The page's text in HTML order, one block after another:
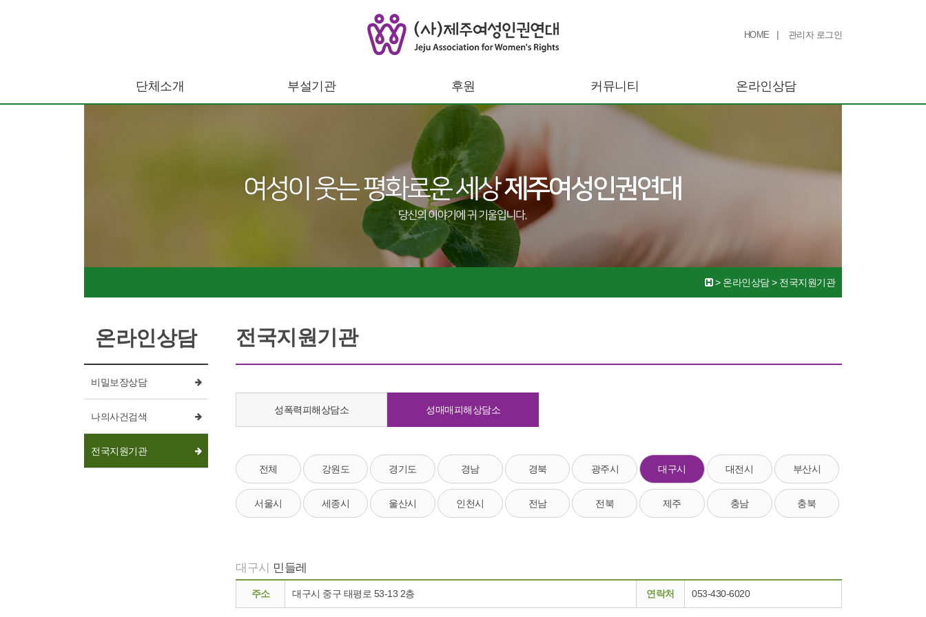
HOME | 관리자 로그인
단체소개 부설기관 후원 커뮤니티 온라인상담
> 온라인상담> 전국지원기관
온라인상담
비밀보장상담
나의사건검색
전국지원기관
전국지원기관
성폭력피해상담소 성매매피해상담소
전체 강원도 경기도 경남 경북 광주시 대구시 대전시 부산시
서울시 세종시 울산시 인천시 전남 전북 제주 충남 충북
대구시 민들레
주소 대구시 중구 태평로 53-13 2층 연락처 053-430-6020